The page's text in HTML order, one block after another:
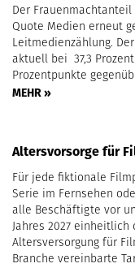
Der
Quote Medien erneut
Leitmedienzählung.
aktuell bei 37,3
Prozentpunkte
MEHR »
Altersvorsorge für
Für jede fiktionale
Serie im Fernsehen
alle Beschäftigte vor
Jahres 2027
Altersversorgung für
Branche vereinbarte